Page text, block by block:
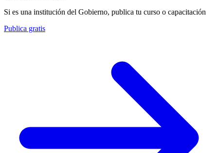
Si es una institución del Gobierno, publica tu curso o capacitación
Publica gratis